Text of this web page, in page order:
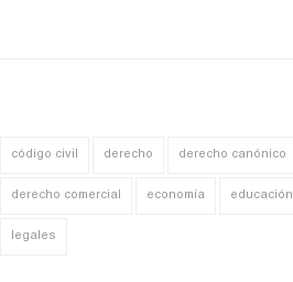
código civil derecho derecho canónico
derecho comercial economía educación
legales